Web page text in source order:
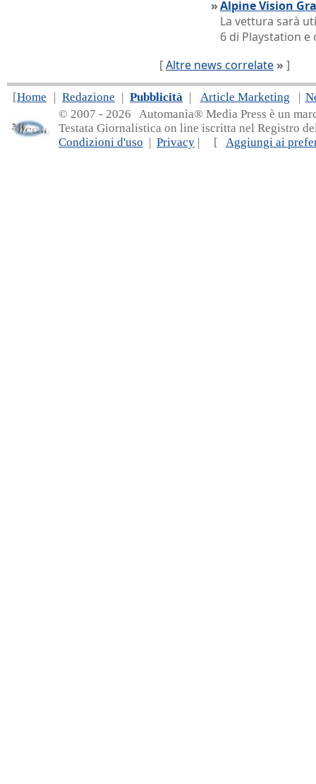
»Alpine Vision
La vettura sarà
6 di Playstation e
[Altre news correlate » ]
[Home | Redazione | Pubblicità | Article Marketing |
© 2007 - 2026 Automania® Media Press è un
Testata Giornalistica on line iscritta nel Registro
Condizioni d'uso | Privacy | [ Aggiungi ai